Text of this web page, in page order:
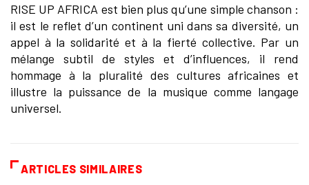
RISE UP AFRICA est bien plus qu’une simple chanson :
il est le reflet d’un continent uni dans sa diversité, un
appel à la solidarité et à la fierté collective. Par un
mélange subtil de styles et d’influences, il rend
hommage à la pluralité des cultures africaines et
illustre la puissance de la musique comme langage
universel.
ARTICLES SIMILAIRES